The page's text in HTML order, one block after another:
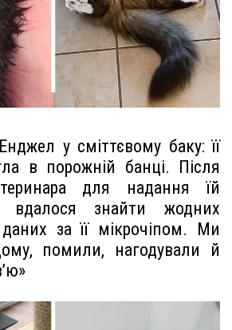
у сміттєвому баку: її
в порожній банці. Після
для надання їй
знайти жодних
даних за її мікрочіпом. Ми
помили, нагодували й